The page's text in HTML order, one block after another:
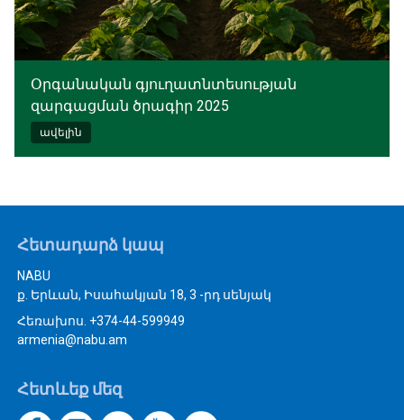
Օրգանական գյուղատնտեսության
զարգացման ծրագիր 2025
ավելին
Հետադարձ կապ
NABU
ք. Երևան, Իսահակյան 18, 3 -րդ սենյակ
Հեռախոս. +374-44-599949
armenia@nabu.am
Հետևեք մեզ